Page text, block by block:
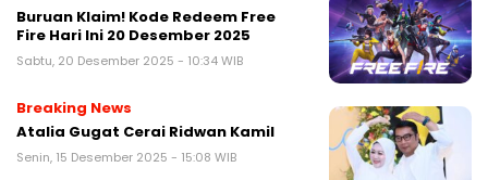
Buruan Klaim! Kode Redeem Free
Fire Hari Ini 20 Desember 2025
Sabtu, 20 Desember 2025 - 10:34 WIB
Breaking News
Atalia Gugat Cerai Ridwan Kamil
Senin, 15 Desember 2025 - 15:08 WIB